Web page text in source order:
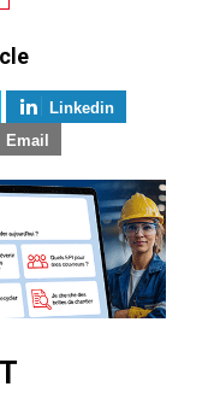
Linkedin
Email